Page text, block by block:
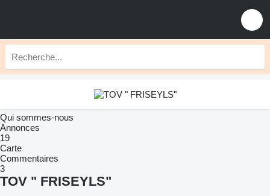
Qui sommes-nous
Annonces
19
Carte
Commentaires
3
TOV " FRISEYLS"